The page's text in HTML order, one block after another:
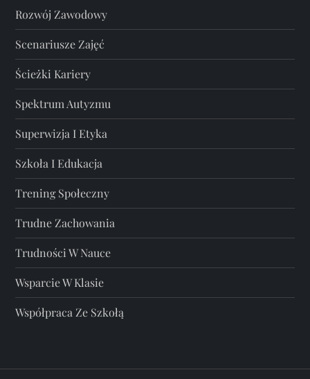
Rozwój Zawodowy
Scenariusze Zajęć
Ścieżki Kariery
Spektrum Autyzmu
Superwizja I Etyka
Szkoła I Edukacja
Trening Społeczny
Trudne Zachowania
Trudności W Nauce
Wsparcie W Klasie
Współpraca Ze Szkołą